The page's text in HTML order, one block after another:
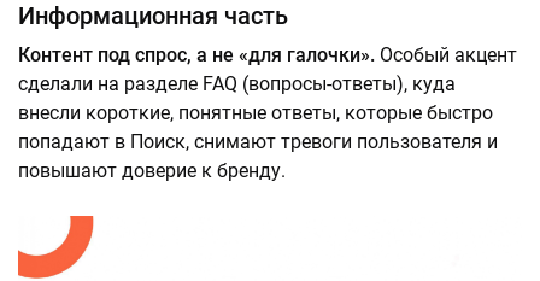
Информационная часть
Контент под спрос, а не «для галочки». Особый акцент
сделали на разделе FAQ (вопросы-ответы), куда
внесли короткие, понятные ответы, которые быстро
попадают в Поиск, снимают тревоги пользователя и
повышают доверие к бренду.